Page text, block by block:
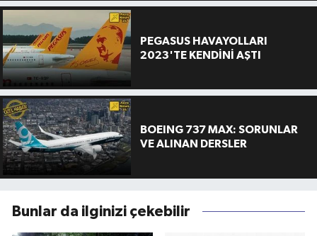
PEGASUS HAVAYOLLARI
2023'TE KENDİNİ AŞTI
BOEING 737 MAX: SORUNLAR
VE ALINAN DERSLER
Bunlar da ilginizi çekebilir